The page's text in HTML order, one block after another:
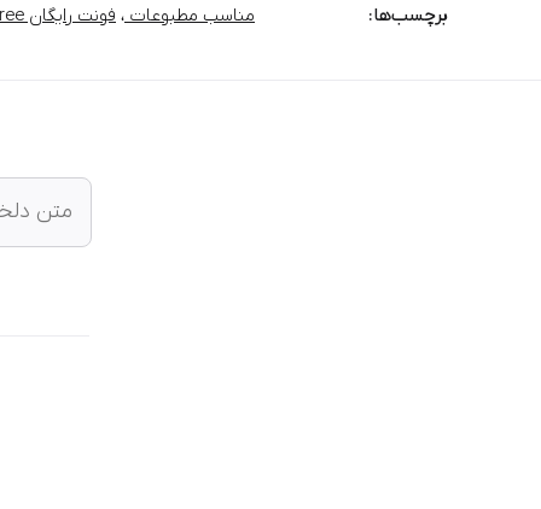
برچسب‌‌ها: مناسب مطبوعات، فونت رایگان Free